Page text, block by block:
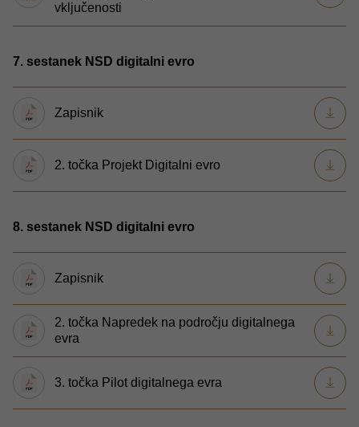
vključenosti
7. sestanek NSD digitalni evro
Zapisnik
2. točka Projekt Digitalni evro
8. sestanek NSD digitalni evro
Zapisnik
2. točka Napredek na področju digitalnega
evra
3. točka Pilot digitalnega evra